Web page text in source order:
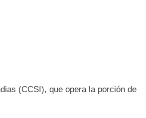
(CCSI), que opera la porción de